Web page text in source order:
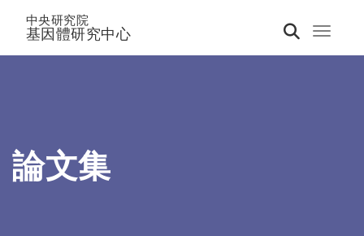
Toggle
中央研究院
基因體研究中心
論文集